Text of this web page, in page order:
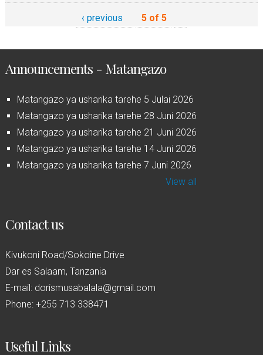
‹ previous 5 of 5
Announcements - Matangazo
Matangazo ya usharika tarehe 5 Julai 2026
Matangazo ya usharika tarehe 28 Juni 2026
Matangazo ya usharika tarehe 21 Juni 2026
Matangazo ya usharika tarehe 14 Juni 2026
Matangazo ya usharika tarehe 7 Juni 2026
View all
Contact us
Kivukoni Road/Sokoine Drive
Dar es Salaam, Tanzania
E-mail: dorismusabalala@gmail.com
Phone: +255 713 338471
Useful Links